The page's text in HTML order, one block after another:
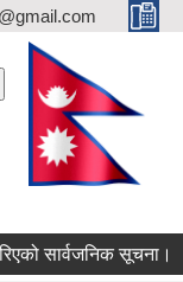
सार्वजनिक सूचना।